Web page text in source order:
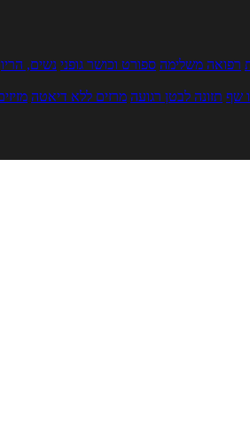
רפואה משלימה ספורט וכושר גופני נשים,
שף תזונה לבטן רגועה מרזים ללא דיאטה